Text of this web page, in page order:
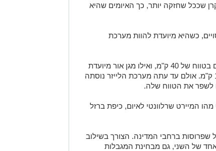
שככל שחזקה יותר, כך האיומים שהיא
כשהיא מיועדת להוות מערכת
כיפת ברזל נועדה ליירוט לאיומים רקטיים בטווח של 40 ק"מ, ואילו מגן אור מיועדת
להוות מערכת משלימה בטווח של עד 10 ק"מ. אולם עד עתה מערכת הלייזר נוסתה
לשפר את הטווח שלה.
המיירט שרלוונטי לאיום, כיפת ברזל
שפרוסות ברחבי המדינה. הצורך בשילוב
של השני, גם מבחינת המגבלות